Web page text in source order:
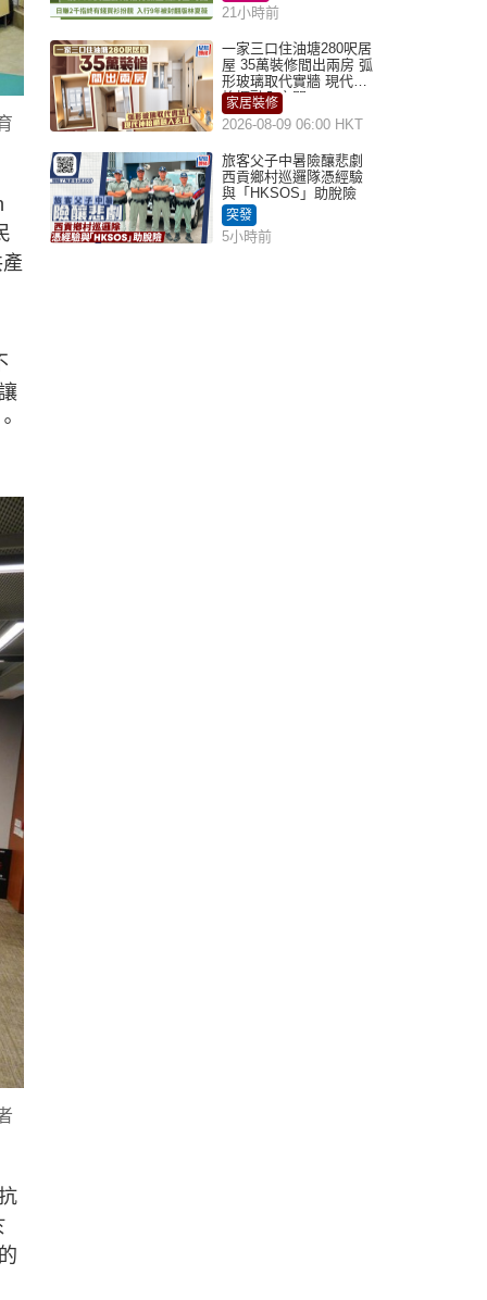
21小時前
一家三口住油塘280呎居
屋 35萬裝修間出兩房 弧
形玻璃取代實牆 現代神
枱櫃融入玄關
家居裝修
2026-08-09 06:00 HKT
旅客父子中暑險釀悲劇
西貢鄉村巡邏隊憑經驗
與「HKSOS」助脫險
突發
5小時前